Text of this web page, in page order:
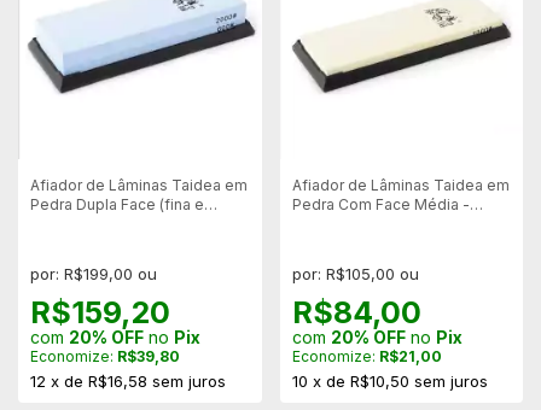
Afiador de Lâminas Taidea em
Pedra Dupla Face (fina e
por: R$199,00 ou
R$159,20
com 20% OFF no Pix
Economize: R$39,80
12 x de R$16,58 sem juros
Afiador de Lâminas Taidea em
Pedra Com Face Média -
por: R$105,00 ou
R$84,00
com 20% OFFno Pix
Economize: R$21,00
10 x de R$10,50 sem juros